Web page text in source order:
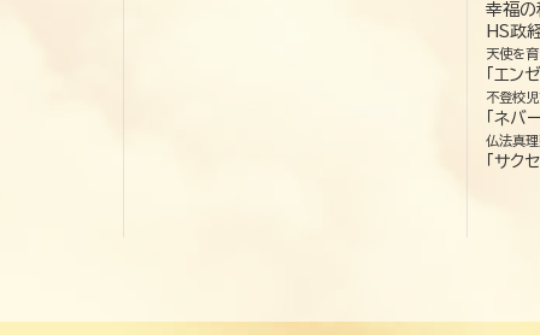
幸福
HS政
天使を
「エン
不登校
「ネバ
仏法真
「サク